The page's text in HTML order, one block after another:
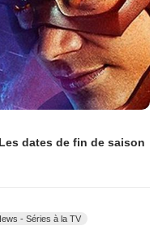
dates de fin de saison
- Séries à la TV